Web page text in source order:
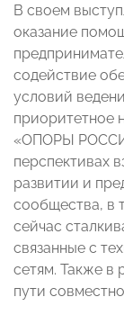
В своем
оказание
содействие
условий
приоритетное
«ОПОРЫ
перспективах
развитии и
сообщества, в
сейчас
связанные с
сетям. Также в
пути